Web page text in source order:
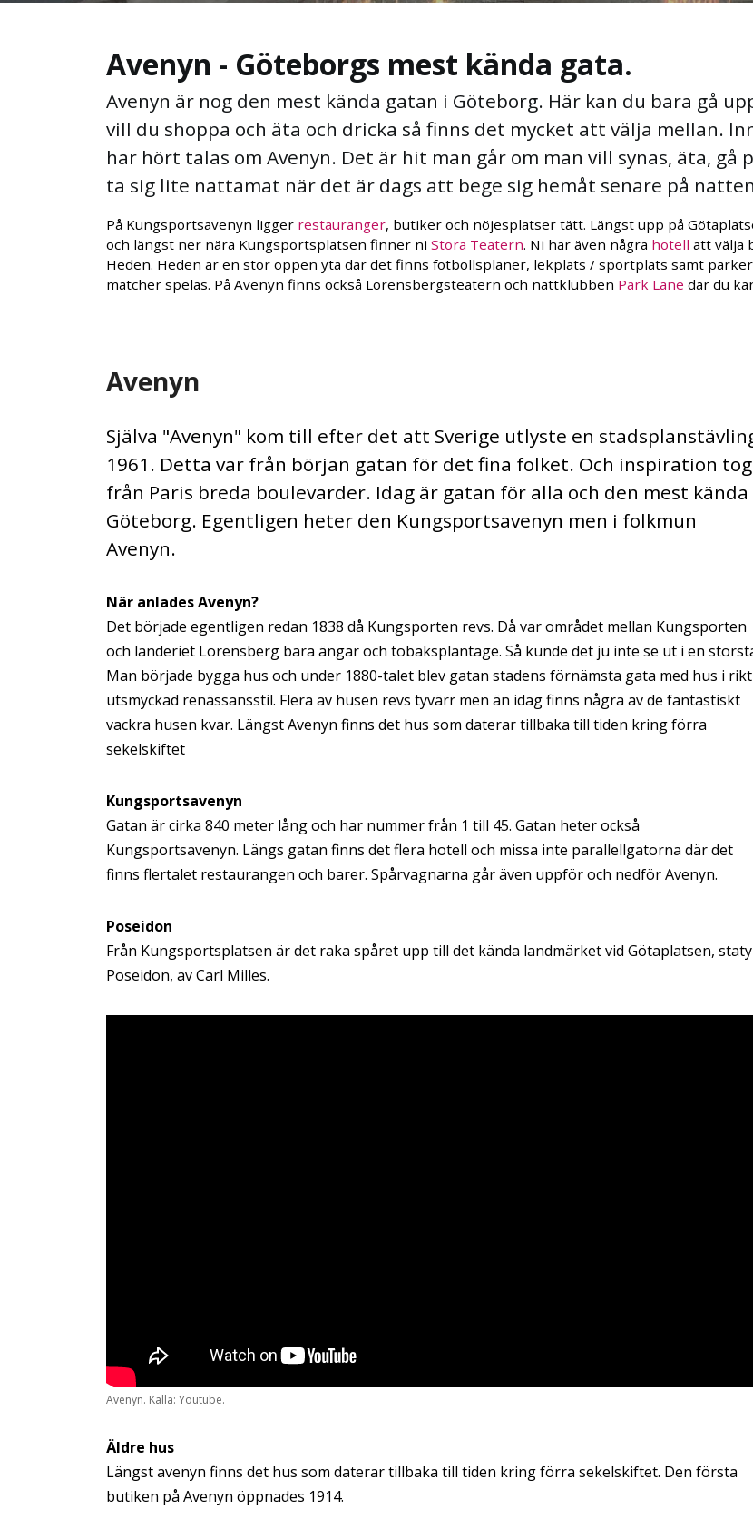
Avenyn - Göteborgs mest kända gata.
Avenyn är nog den mest kända gatan i Göteborg. Här kan du bara gå
vill du shoppa och äta och dricka så finns det mycket att välja mellan.
har hört talas om Avenyn. Det är hit man går om man vill synas, äta,
ta sig lite nattamat när det är dags att bege sig hemåt senare på
På Kungsportsavenyn ligger restauranger, butiker och nöjesplatser tätt. Längst upp på
och längst ner nära Kungsportsplatsen finner ni Stora Teatern. Ni har även några hotell att välja
Heden. Heden är en stor öppen yta där det finns fotbollsplaner, lekplats / sportplats samt
matcher spelas. På Avenyn finns också Lorensbergsteatern och nattklubben Park Lane där du
Avenyn
Själva "Avenyn" kom till efter det att Sverige utlyste en
1961. Detta var från början gatan för det fina folket. Och inspiration tog
från Paris breda boulevarder. Idag är gatan för alla och den mest kända
Göteborg. Egentligen heter den Kungsportsavenyn men i folkmun
Avenyn.
När anlades Avenyn?
Det började egentligen redan 1838 då Kungsporten revs. Då var området mellan Kungsporten
och landeriet Lorensberg bara ängar och tobaksplantage. Så kunde det ju inte se ut i en
Man började bygga hus och under 1880-talet blev gatan stadens förnämsta gata med hus i rikt
utsmyckad renässansstil. Flera av husen revs tyvärr men än idag finns några av de fantastiskt
vackra husen kvar. Längst Avenyn finns det hus som daterar tillbaka till tiden kring förra
sekelskiftet
Kungsportsavenyn
Gatan är cirka 840 meter lång och har nummer från 1 till 45. Gatan heter också
Kungsportsavenyn. Längs gatan finns det flera hotell och missa inte parallellgatorna där det
finns flertalet restaurangen och barer. Spårvagnarna går även uppför och nedför Avenyn.
Poseidon
Från Kungsportsplatsen är det raka spåret upp till det kända landmärket vid Götaplatsen,
Poseidon, av Carl Milles.
Avenyn. Källa: Youtube.
Äldre hus
Längst avenyn finns det hus som daterar tillbaka till tiden kring förra sekelskiftet. Den första
butiken på Avenyn öppnades 1914.